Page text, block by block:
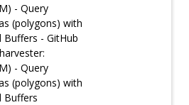
- Query
(polygons) with
- GitHub
- Query
(polygons) with
Buffers